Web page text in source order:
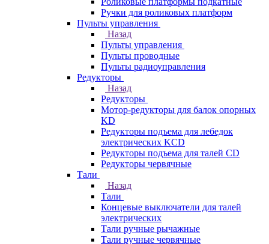
Ручки для роликовых платформ
Пульты управления
Назад
Пульты управления
Пульты проводные
Пульты радиоуправления
Редукторы
Назад
Редукторы
Мотор-редукторы для балок опорных
KD
Редукторы подъема для лебедок
электрических KCD
Редукторы подъема для талей CD
Редукторы червячные
Тали
Назад
Тали
Концевые выключатели для талей
электрических
Тали ручные рычажные
Тали ручные червячные